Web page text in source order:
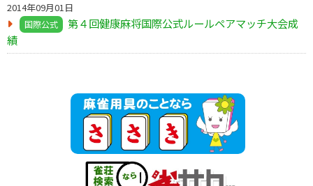
2014年09月01日
国際公式
第４回健康麻将国際公式ルールペアマッチ大会成
績